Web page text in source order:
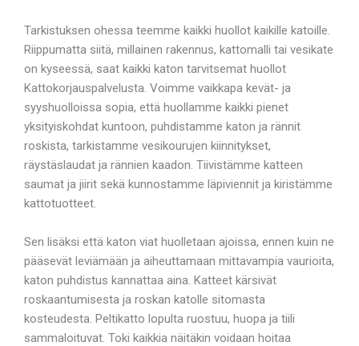
Tarkistuksen ohessa teemme kaikki huollot kaikille katoille.
Riippumatta siitä, millainen rakennus, kattomalli tai vesikate
on kyseessä, saat kaikki katon tarvitsemat huollot
Kattokorjauspalvelusta. Voimme vaikkapa kevät- ja
syyshuolloissa sopia, että huollamme kaikki pienet
yksityiskohdat kuntoon, puhdistamme katon ja rännit
roskista, tarkistamme vesikourujen kiinnitykset,
räystäslaudat ja rännien kaadon. Tiivistämme katteen
saumat ja jiirit sekä kunnostamme läpiviennit ja kiristämme
kattotuotteet.
Sen lisäksi että katon viat huolletaan ajoissa, ennen kuin ne
pääsevät leviämään ja aiheuttamaan mittavampia vaurioita,
katon puhdistus kannattaa aina. Katteet kärsivät
roskaantumisesta ja roskan katolle sitomasta
kosteudesta. Peltikatto lopulta ruostuu, huopa ja tiili
sammaloituvat. Toki kaikkia näitäkin voidaan hoitaa